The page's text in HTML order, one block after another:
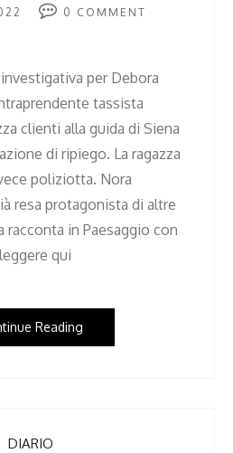
0 COMMENT
per Debora
tassista
clienti alla guida di Siena
di ripiego. La ragazza
poliziotta. Nora
resa protagonista di altre
racconta in Paesaggio con
qui
Reading
DIARIO